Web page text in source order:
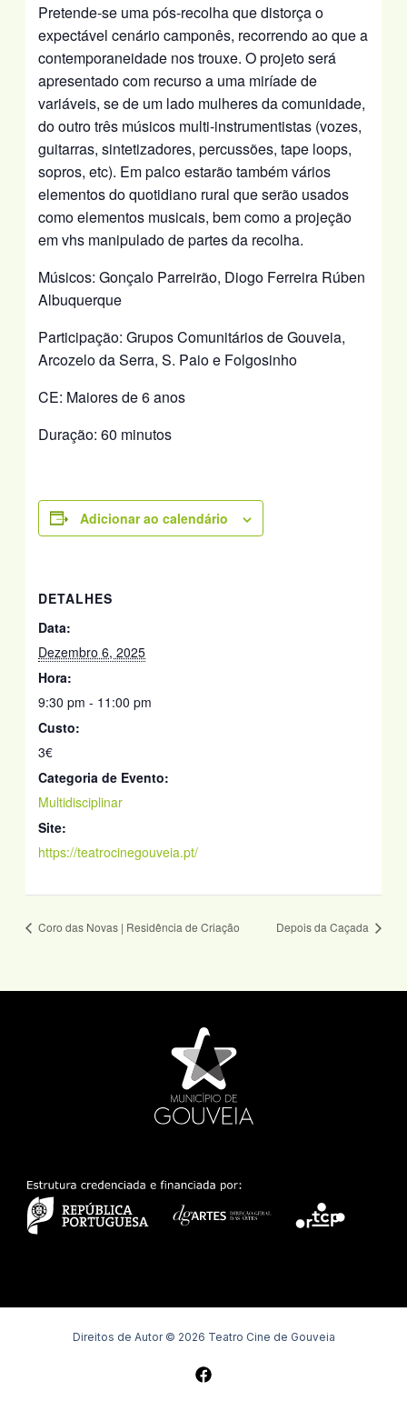
Pretende-se uma pós-recolha que distorça o
expectável cenário camponês, recorrendo ao que a
contemporaneidade nos trouxe. O projeto será
apresentado com recurso a uma miríade de
variáveis, se de um lado mulheres da comunidade,
do outro três músicos multi-instrumentistas (vozes,
guitarras, sintetizadores, percussões, tape loops,
sopros, etc). Em palco estarão também vários
elementos do quotidiano rural que serão usados
como elementos musicais, bem como a projeção
em vhs manipulado de partes da recolha.
Músicos: Gonçalo Parreirão, Diogo Ferreira Rúben
Albuquerque
Participação: Grupos Comunitários de Gouveia,
Arcozelo da Serra, S. Paio e Folgosinho
CE: Maiores de 6 anos
Duração: 60 minutos
Adicionar ao calendário
DETALHES
Data:
Dezembro 6, 2025
Hora:
9:30 pm - 11:00 pm
Custo:
3€
Categoria de Evento:
Multidisciplinar
Site:
https://teatrocinegouveia.pt/
Coro das Novas | Residência de Criação Depois da Caçada
Direitos de Autor © 2026 Teatro Cine de Gouveia